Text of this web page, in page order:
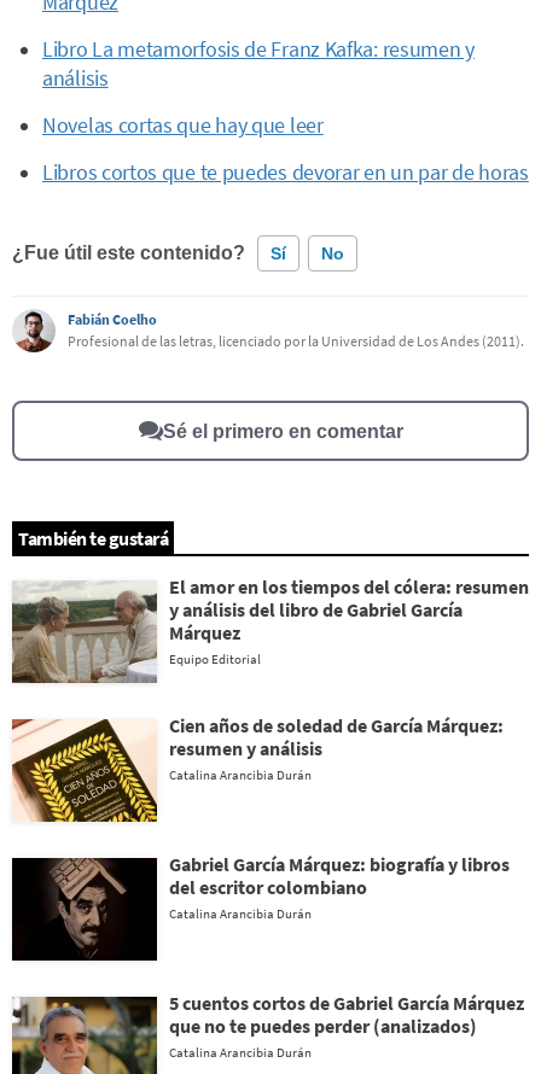
Libro La metamorfosis de Franz Kafka: resumen y
análisis
Novelas cortas que hay que leer
Libros cortos que te puedes devorar en un par de horas
¿Fue útil este contenido? Sí No
Este contenido contiene información incorrecta
Fabián Coelho
Profesional de las letras, licenciado por la Universidad de Los Andes (2011).
Sé el primero en comentar
También te gustará
El amor en los tiempos del cólera: resumen
y análisis del libro de Gabriel García
Márquez
Equipo Editorial
Cien años de soledad de García Márquez:
resumen y análisis
Catalina Arancibia Durán
Gabriel García Márquez: biografía y libros
del escritor colombiano
Catalina Arancibia Durán
5 cuentos cortos de Gabriel García Márquez
que no te puedes perder (analizados)
Catalina Arancibia Durán